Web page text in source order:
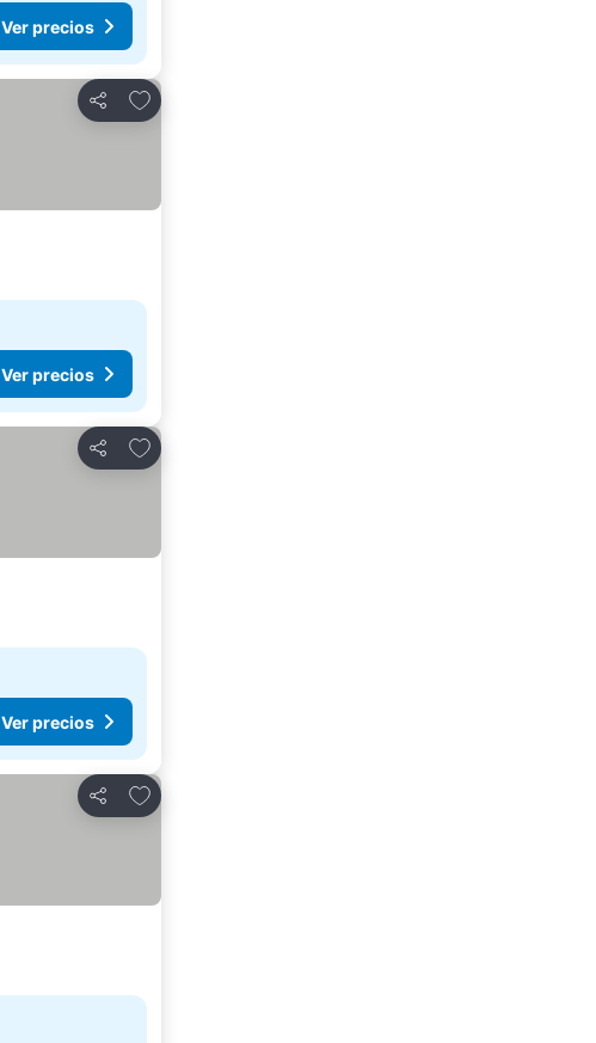
Ver precios
Compartir
Agregar a favoritos
Ver precios
Compartir
Agregar a favoritos
Ver precios
Compartir
Agregar a favoritos